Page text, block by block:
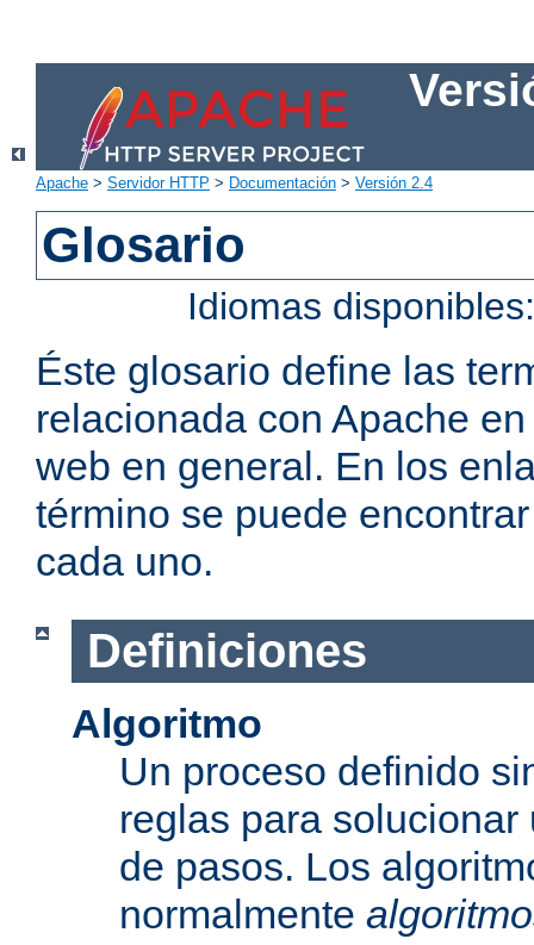
Apache > Servidor HTTP > Documentación > Versión 2.4
Glosario
Idiomas
Éste glosario define las
relacionada con Apache
web en general. En los
término se puede
cada uno.
Definiciones
Algoritmo
Un proceso definido
reglas para
de pasos. Los
normalmente